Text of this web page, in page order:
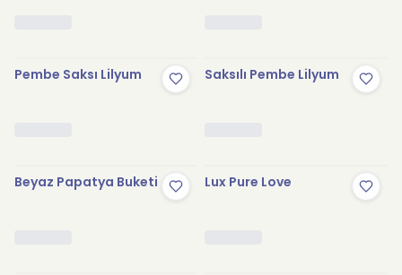
Pembe Saksı Lilyum Saksılı Pembe Lilyum
Beyaz Papatya Buketi Lux Pure Love